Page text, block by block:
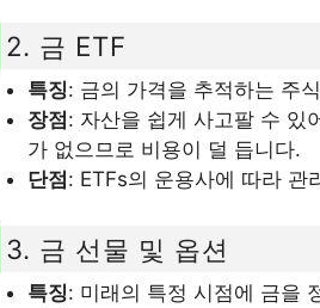
2. 금 ETF
특징: 금의 가격을 추적하는 주
장점 : 자산을 쉽게 사고팔 수 있
가 없으므로 비용이 덜 듭니다.
단점 : ETFs의 운용사에 따라 관
3. 금 선물 및 옵션
특징: 미래의 특정 시점에 금을